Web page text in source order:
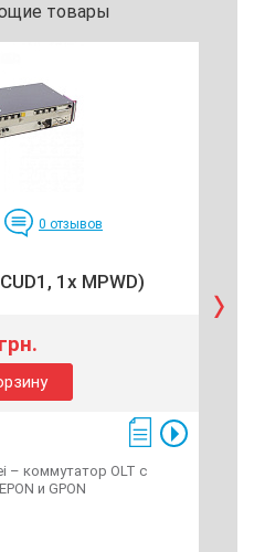
товары
0 отзывов
1x MPWD)
– коммутатор OLT с
и GPON